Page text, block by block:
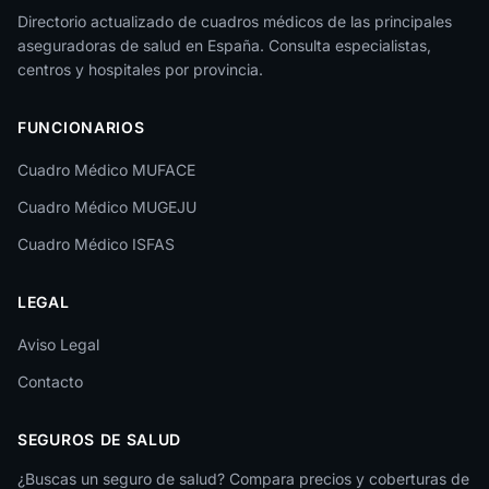
Jaén
La Rioja
León
Lleida
Lugo
Málaga
Melilla
Murcia
Directorio actualizado de cuadros médicos de las principales
aseguradoras de salud en España. Consulta especialistas,
centros y hospitales por provincia.
FUNCIONARIOS
Cuadro Médico MUFACE
Cuadro Médico MUGEJU
Cuadro Médico ISFAS
LEGAL
Aviso Legal
Contacto
SEGUROS DE SALUD
¿Buscas un seguro de salud? Compara precios y coberturas de